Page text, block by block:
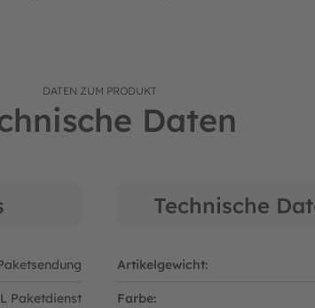
DATEN ZUM PRODUKT
Daten
Paketdienst
Technische
Artikelgewicht:
Farbe: